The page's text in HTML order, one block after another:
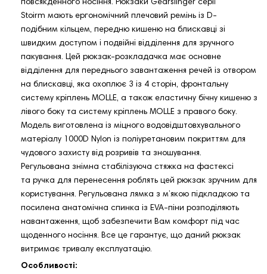
повсякденного носіння. Рюкзаки Gearslinger серії
Stoirm мають ергономічний плечовий ремінь із D-
подібним кільцем, передню кишеню на блискавці зі
швидким доступом і подвійні відділення для зручного
пакування. Цей рюкзак-розкладачка має основне
відділення для переднього завантаження речей із отвором
на блискавці, яка охоплює 3 із 4 сторін, фронтальну
систему кріплень MOLLE, а також еластичну бічну кишеню з
лівого боку та систему кріплень MOLLE з правого боку.
Модель виготовлена із міцного водовідштовхувального
матеріалу 1000D Nylon із поліуретановим покриттям для
чудового захисту від розривів та зношування.
Регульована знімна стабілізуюча стяжка на фастексі
та ручка для перенесення роблять цей рюкзак зручним для
користування. Регульована лямка з м’якою підкладкою та
посилена анатомічна спинка із EVA-піни розподіляють
навантаження, щоб забезпечити Вам комфорт під час
щоденного носіння. Все це гарантує, що даний рюкзак
витримає тривалу експлуатацію.
Особливості: